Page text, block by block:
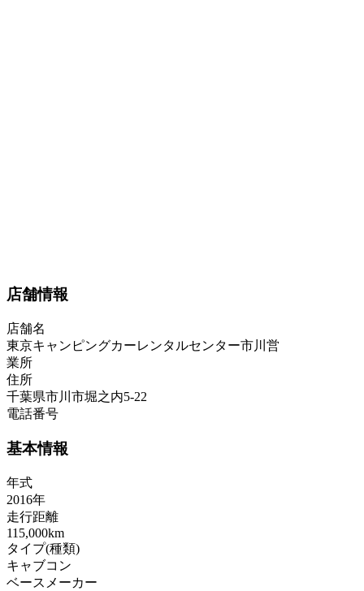
店舗情報
店舗名
東京キャンピングカーレンタルセンター市川営
業所
住所
千葉県市川市堀之内5-22
電話番号
基本情報
年式
2016年
走行距離
115,000km
タイプ(種類)
キャブコン
ベースメーカー